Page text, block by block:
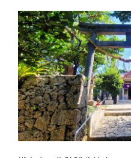
大
社
沖
繩
分
社
最
強
緣
結